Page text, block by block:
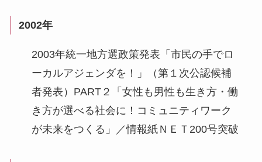
2002年
2003年統一地方選政策発表「市民の手でロ
ーカルアジェンダを！」（第１次公認候補
者発表）PART２「女性も男性も生き方・働
き方が選べる社会に！コミュニティワーク
が未来をつくる」／情報紙ＮＥＴ200号突破